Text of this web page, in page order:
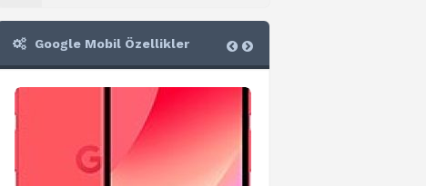
Google Mobil Özellikler